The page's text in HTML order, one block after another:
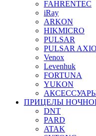
FAHRENTEC
iRay
ARKON
HIKMICRO
PULSAR
PULSAR
Venox
Levenhuk
FORTUNA
YUKON
ПРИЦЕЛЫ
DNT
PARD
ATAK